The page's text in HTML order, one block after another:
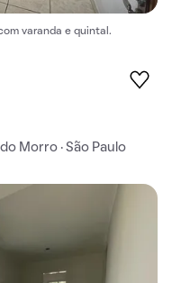
varanda e quintal.
Morro · São Paulo